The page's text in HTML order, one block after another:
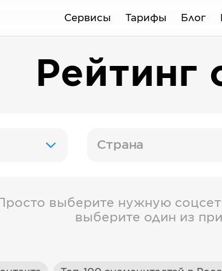
Сервисы Тарифы Блог
Рейтинг
Страна
Просто выберите нужную
выберите один из